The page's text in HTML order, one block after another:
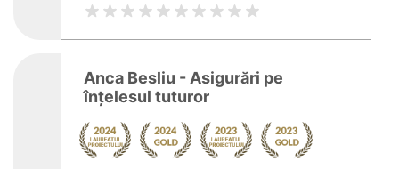
Anca Besliu - Asigurări pe
înțelesul tuturor